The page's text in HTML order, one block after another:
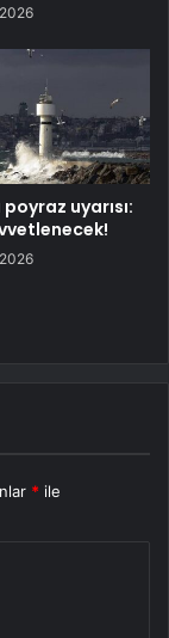
uyarısı:
* ile